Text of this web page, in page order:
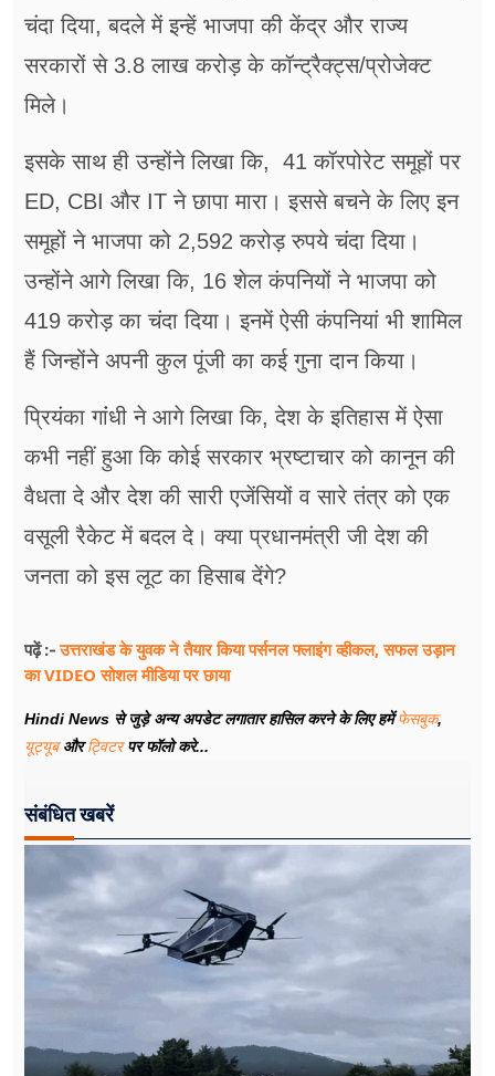
चंदा दिया, बदले में इन्हें भाजपा की केंद्र और राज्य
सरकारों से 3.8 लाख करोड़ के कॉन्ट्रैक्ट्स/प्रोजेक्ट
मिले।
इसके साथ ही उन्होंने लिखा कि, 41 कॉरपोरेट समूहों पर
ED, CBI और IT ने छापा मारा। इससे बचने के लिए इन
समूहों ने भाजपा को 2,592 करोड़ रुपये चंदा दिया।
उन्होंने आगे लिखा कि, 16 शेल कंपनियों ने भाजपा को
419 करोड़ का चंदा दिया। इनमें ऐसी कंपनियां भी शामिल
हैं जिन्होंने अपनी कुल पूंजी का कई गुना दान किया।
प्रियंका गांंधी ने आगे लिखा कि, देश के इतिहास में ऐसा
कभी नहीं हुआ कि कोई सरकार भ्रष्टाचार को कानून की
वैधता दे और देश की सारी एजेंसियों व सारे तंत्र को एक
वसूली रैकेट में बदल दे। क्या प्रधानमंत्री जी देश की
जनता को इस लूट का हिसाब देंगे?
पढ़ें :-उत्तराखंड के युवक ने तैयार किया पर्सनल फ्लाइंग व्हीकल, सफल उड़ान
का VIDEO सोशल मीडिया पर छाया
Hindi News से जुड़े अन्य अपडेट लगातार हासिल करने के लिए हमेंफेसबुक,
यूट्यूबऔरट्विटरपर फॉलो करे...
संबंधित खबरें